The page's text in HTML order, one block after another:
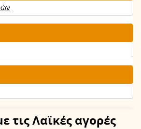
τις Λαϊκές αγορές